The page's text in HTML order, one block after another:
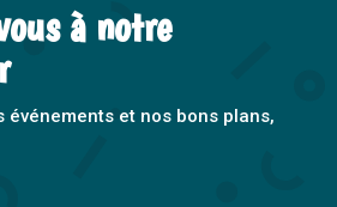
à notre
événements et nos bons plans,